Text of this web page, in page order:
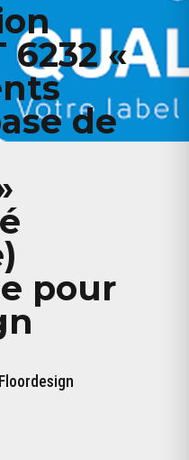
6232 «
de
pour